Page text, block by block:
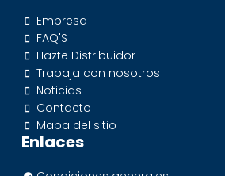
Empresa
FAQ'S
Hazte Distribuidor
Trabaja con nosotros
Noticias
Contacto
Mapa del sitio
Enlaces